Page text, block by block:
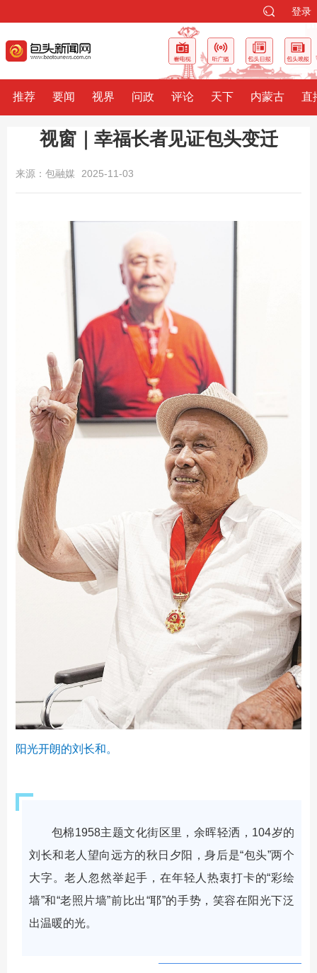
登录
推荐 要闻 视界 问政 评论 天下 内蒙古 直
视窗｜幸福长者见证包头变迁
来源：包融媒 2025-11-03
阳光开朗的刘长和。
包棉1958主题文化街区里，余晖轻洒，104岁的
刘长和老人望向远方的秋日夕阳，身后是“包头”两个
大字。老人忽然举起手，在年轻人热衷打卡的“彩绘
墙”和“老照片墙”前比出“耶”的手势，笑容在阳光下泛
出温暖的光。